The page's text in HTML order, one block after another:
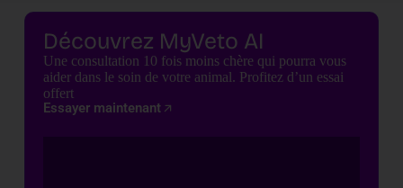
Découvrez MyVeto AI
Une consultation 10 fois moins chère qui pourra vous
aider dans le soin de votre animal. Profitez d’un essai
offert
Essayer maintenant